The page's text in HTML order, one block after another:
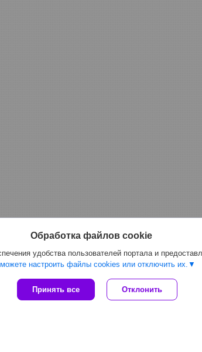
Обработка файлов cookie
удобства пользователей портала и
настроить файлы cookies или отключить их.
Принять все Отклонить